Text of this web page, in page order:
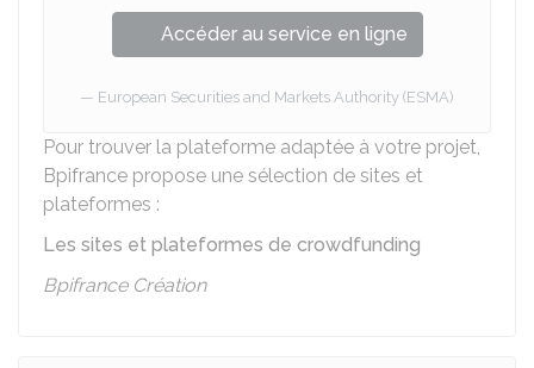
Accéder au service en ligne
European Securities and Markets Authority (ESMA)
Pour trouver la plateforme adaptée à votre projet,
Bpifrance propose une sélection de sites et
plateformes :
Les sites et plateformes de crowdfunding
Bpifrance Création